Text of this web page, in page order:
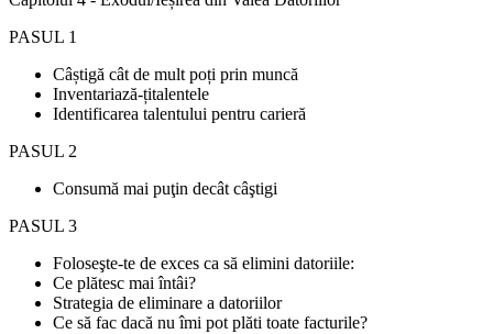
PASUL 1
Câștigă cât de mult poți prin muncă
Inventariază-țitalentele
Identificarea talentului pentru carieră
PASUL 2
Consumă mai puţin decât câştigi
PASUL 3
Foloseşte-te de exces ca să elimini datoriile:
Ce plătesc mai întâi?
Strategia de eliminare a datoriilor
Ce să fac dacă nu îmi pot plăti toate facturile?